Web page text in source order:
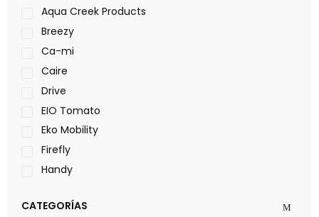
Aqua Creek Products
Breezy
Ca-mi
Caire
Drive
EIO Tomato
Eko Mobility
Firefly
Handy
Leggero
CATEGORÍAS